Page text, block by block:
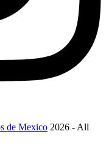
de Mexico 2026 - All